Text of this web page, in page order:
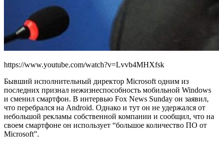
https://www.youtube.com/watch?v=Lvvb4MHXfsk
Бывший исполнительный директор Microsoft одним из
последних признал нежизнеспособность мобильной Windows
и сменил смартфон. В интервью Fox News Sunday он заявил,
что перебрался на Android. Однако и тут он не удержался от
небольшой рекламы собственной компании и сообщил, что на
своем смартфоне он использует “большое количество ПО от
Microsoft”.